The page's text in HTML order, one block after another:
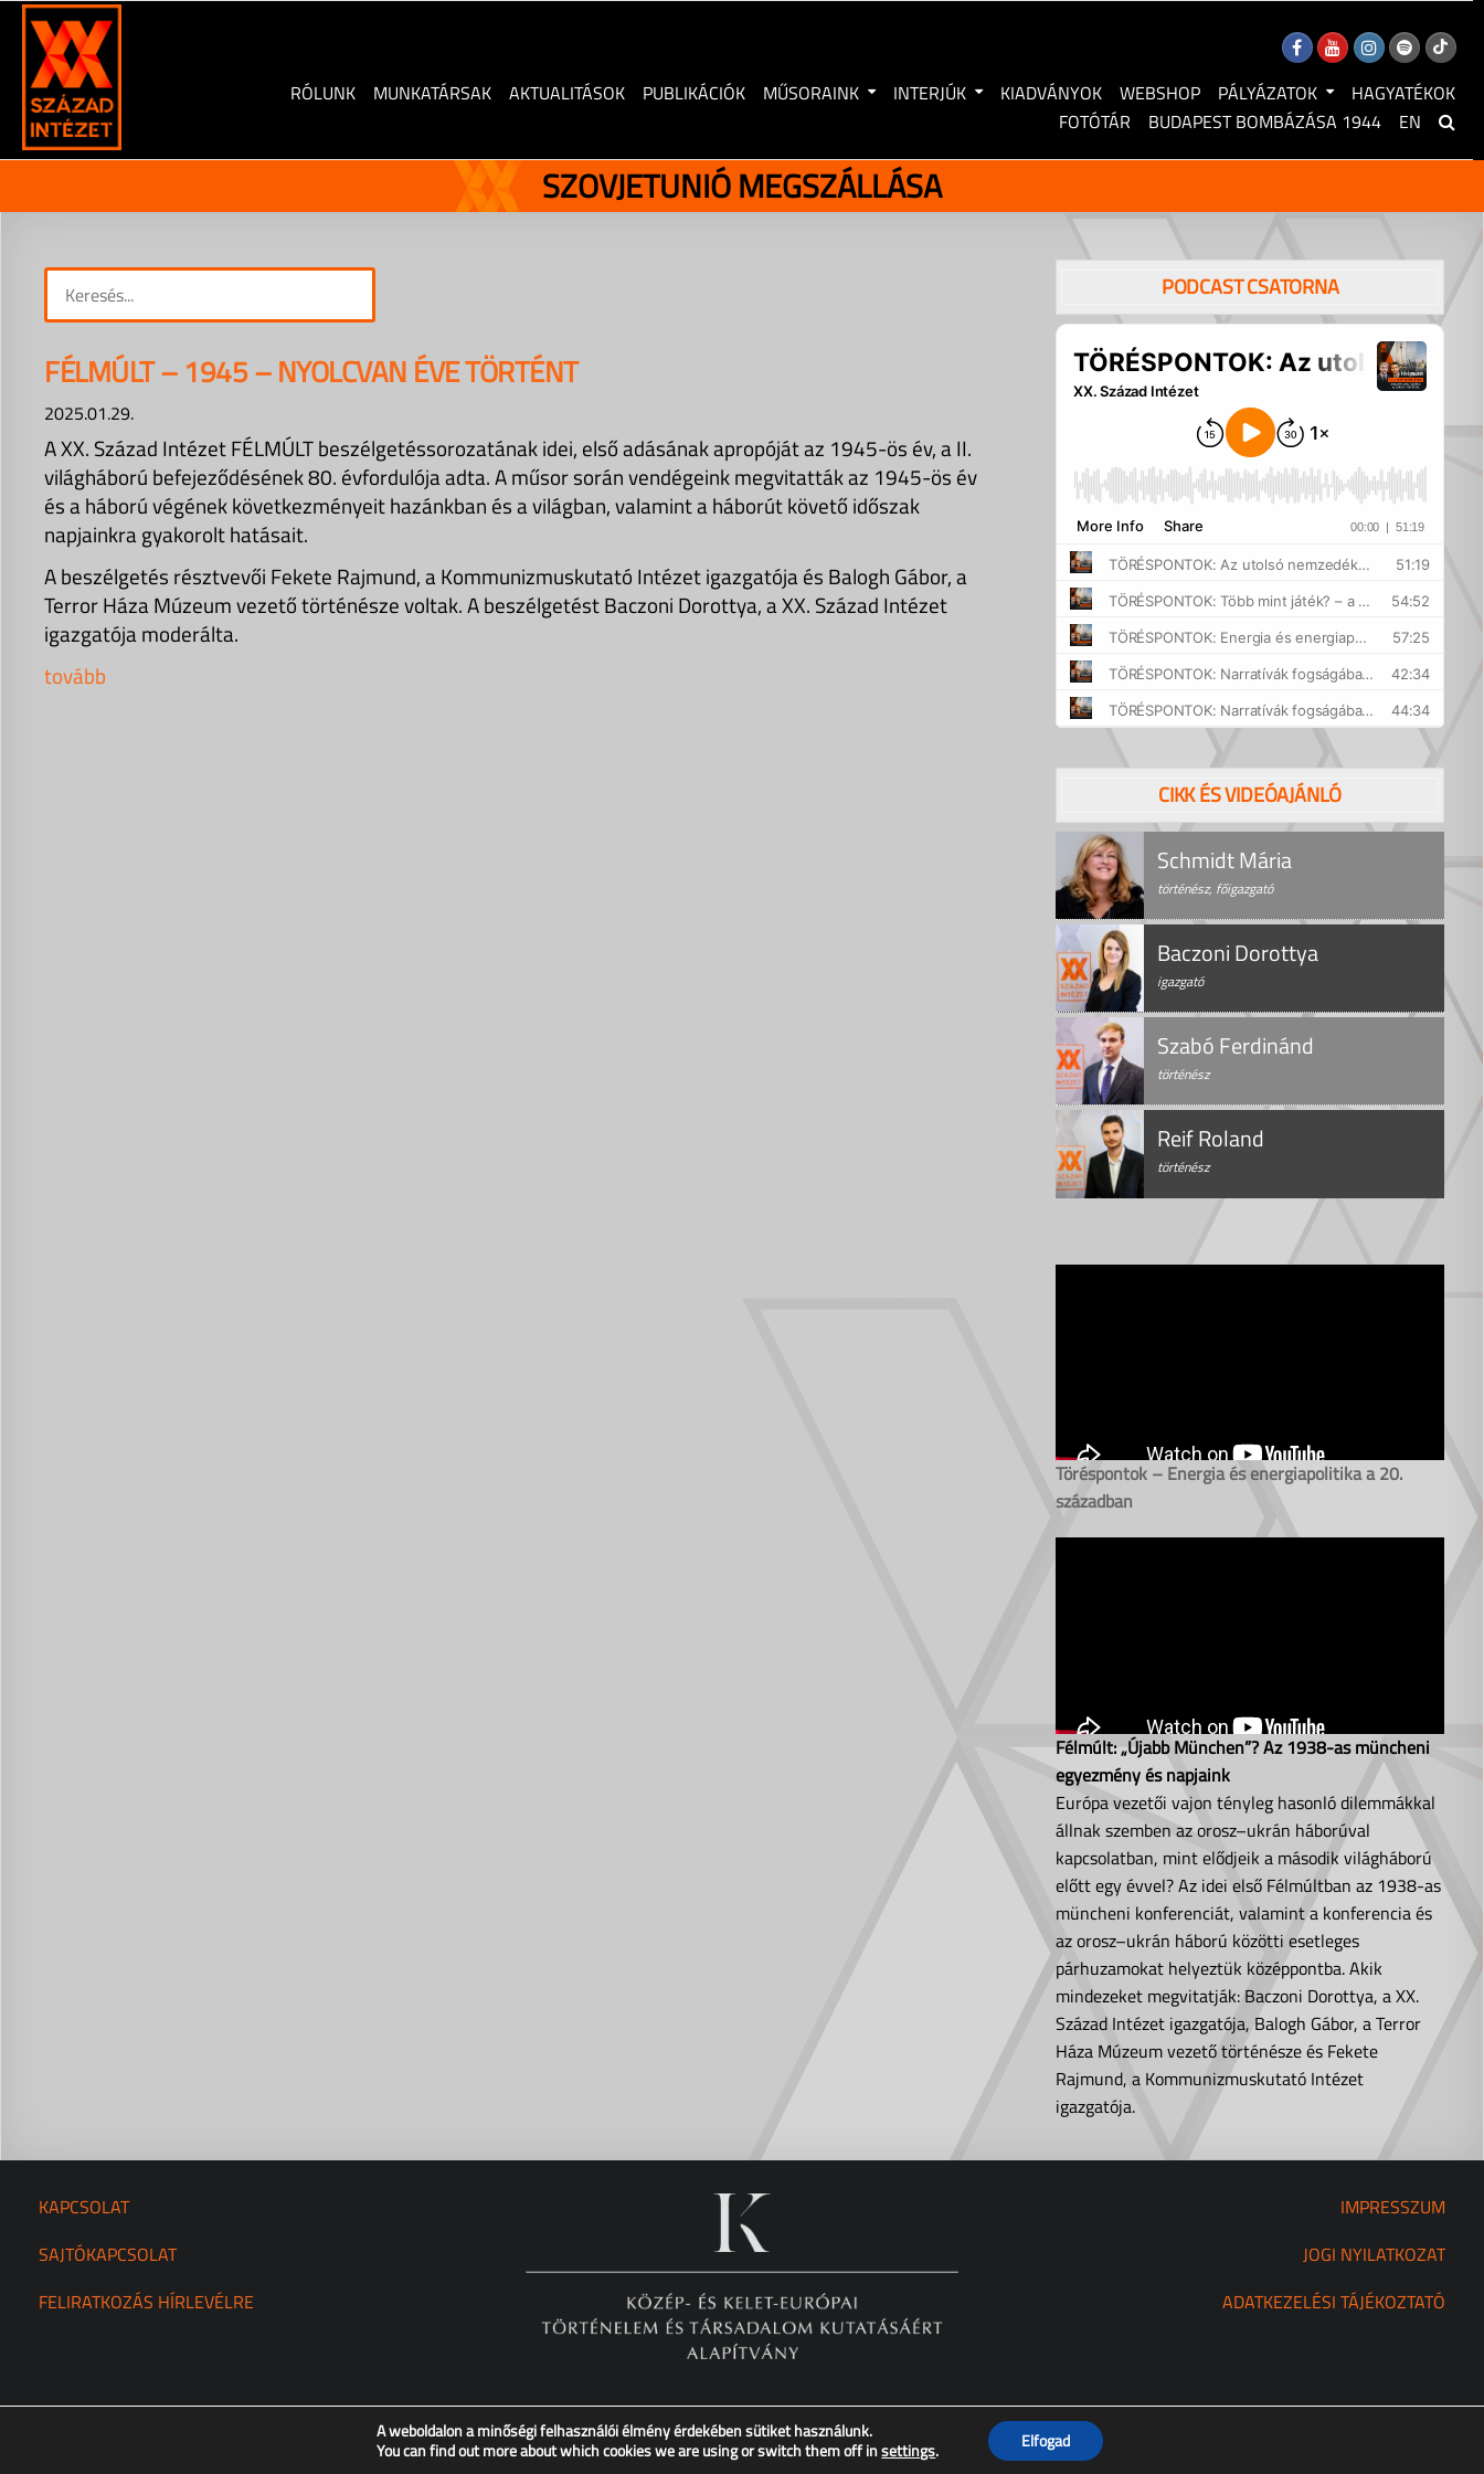
Skip
content
RÓLUNK
MUNKATÁRSAK AKTUALITÁSOK PUBLIKÁCIÓK MŰSORAINK INTERJÚK KIADVÁNYOK WEBSHOP PÁLYÁZATOK
HAGYATÉKOK
FOTÓTÁR
BUDAPEST BOMBÁZÁSA 1944 EN
SZOVJETUNIÓ MEGSZÁLLÁSA
FÉLMÚLT – 1945 – NYOLCVAN ÉVE TÖRTÉNT
2025.01.29.
A XX. Század Intézet FÉLMÚLT beszélgetéssorozatának idei, első adásának apropóját az 1945-ös év, a II.
világháború befejeződésének 80. évfordulója adta. A műsor során vendégeink megvitatták az 1945-ös év
és a háború végének következményeit hazánkban és a világban, valamint a háborút követő időszak
napjainkra gyakorolt hatásait.
A beszélgetés résztvevői Fekete Rajmund, a Kommunizmuskutató Intézet igazgatója és Balogh Gábor, a
Terror Háza Múzeum vezető történésze voltak. A beszélgetést Baczoni Dorottya, a XX. Század Intézet
igazgatója moderálta.
tovább
PODCAST CSATORNA
CIKK ÉS VIDEÓAJÁNLÓ
Schmidt Mária
történész, főigazgató
Baczoni Dorottya
igazgató
Szabó Ferdinánd
történész
Reif Roland
történész
Töréspontok – Energia és energiapolitika a 20.
században
Félmúlt: „Újabb München”? Az 1938-as müncheni
egyezmény és napjaink
Európa vezetői vajon tényleg hasonló dilemmákkal
állnak szemben az orosz–ukrán háborúval
kapcsolatban, mint elődjeik a második világháború
előtt egy évvel? Az idei első Félmúltban az 1938-as
müncheni konferenciát, valamint a konferencia és
az orosz–ukrán háború közötti esetleges
párhuzamokat helyeztük középpontba. Akik
mindezeket megvitatják: Baczoni Dorottya, a XX.
Század Intézet igazgatója, Balogh Gábor, a Terror
Háza Múzeum vezető történésze és Fekete
Rajmund, a Kommunizmuskutató Intézet
igazgatója.
KAPCSOLAT
SAJTÓKAPCSOLAT
FELIRATKOZÁS HÍRLEVÉLRE
IMPRESSZUM
JOGI NYILATKOZAT
ADATKEZELÉSI TÁJÉKOZTATÓ
Copyright © XX. Század Intézet – Minden jog fenntartva!
A weboldalon a minőségi felhasználói élmény érdekében sütiket használunk.
You can find out more about which cookies we are using or switch them off insettings. Elfogad